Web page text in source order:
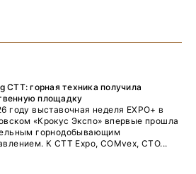
CTT: горная техника получила
площадку
году выставочная неделя EXPO+ в
«Крокус Экспо» впервые прошла
горнодобывающим
К CTT Expo, COMvex, CTO...